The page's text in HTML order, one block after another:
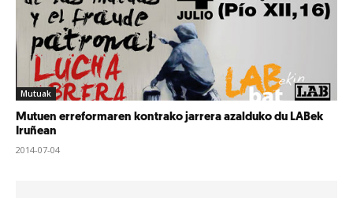
Mutuak
Mutuen erreformaren kontrako jarrera azalduko du LABek
Iruñean
2014-07-04